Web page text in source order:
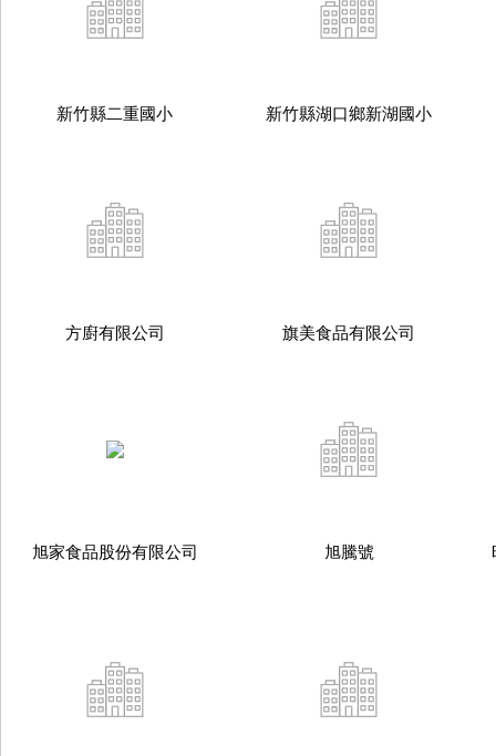
新竹縣二重國小 新竹縣湖口鄉新湖國小
方廚有限公司 旗美食品有限公司
旭家食品股份有限公司 旭騰號